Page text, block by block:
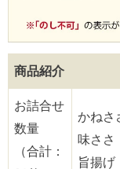
商品紹介
お詰合せ
数量
（合計：
かねさ
味ささ
旨揚げ